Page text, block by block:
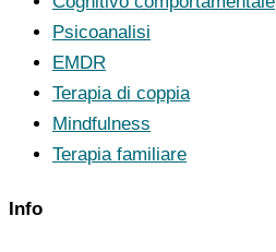
Psicoanalisi
EMDR
Terapia di coppia
Mindfulness
Terapia familiare
Info